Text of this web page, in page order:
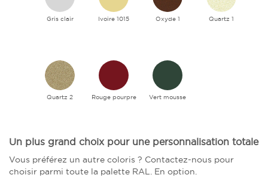
Gris clair Ivoire 1015 Oxyde 1 Quartz 1
Quartz 2 Rouge pourpre Vert mousse
Un plus grand choix pour une personnalisation totale
Vous préférez un autre coloris ? Contactez-nous pour
choisir parmi toute la palette RAL. En option.